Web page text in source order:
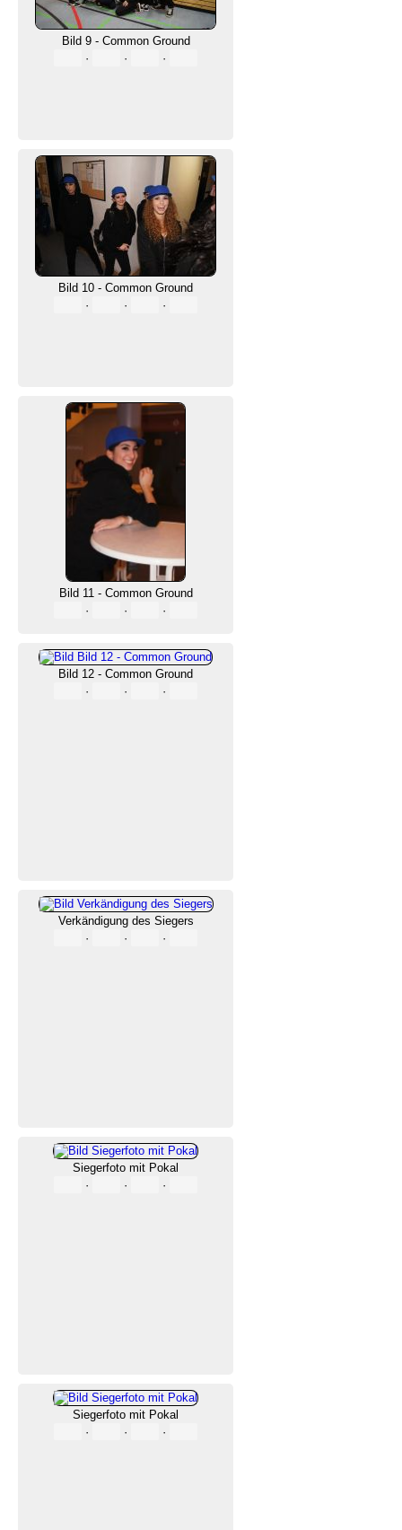
Bild 9 - Common Ground
·
· ·
Bild 10 - Common Ground
·
· ·
Bild 11 - Common Ground
·
· ·
Bild 12 - Common Ground
·
· ·
Verkändigung des Siegers
·
· ·
Siegerfoto mit Pokal
·
· ·
Siegerfoto mit Pokal
·
· ·